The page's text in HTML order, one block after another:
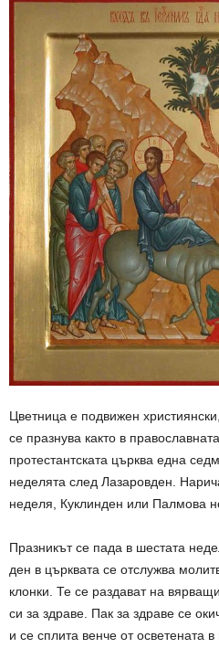
Цветница е подвижен
се празнува както в
протестантската църква една
неделята след Лазаровден.
неделя, Куклинден или Палмова
Празникът се пада в шестата
ден в църквата се отслужва
клонки. Те се раздават на
си за здраве. Пак за здраве се
и се сплита венче от осветената